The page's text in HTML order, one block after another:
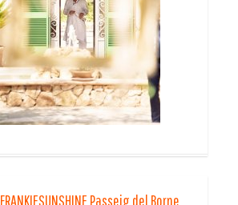
FRANKIESUNSHINE Passeig del Borne